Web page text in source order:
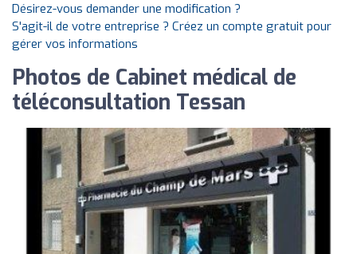
Désirez-vous demander une modification ?
S'agit-il de votre entreprise ? Créez un compte gratuit pour
gérer vos informations
Photos de Cabinet médical de
téléconsultation Tessan